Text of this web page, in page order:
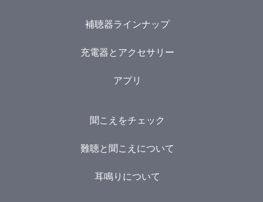
補聴器ラインナップ
充電器とアクセサリー
アプリ
聞こえをチェック
難聴と聞こえについて
耳鳴りについて